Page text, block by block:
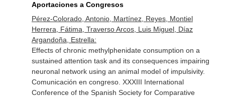
Aportaciones a Congresos
Pérez-Colorado, Antonio, Martínez, Reyes, Montiel
Herrera, Fátima, Traverso Arcos, Luis Miguel, Díaz
Argandoña, Estrella:
Effects of chronic methylphenidate consumption on a
sustained attention task and its consequences impairing
neuronal network using an animal model of impulsivity.
Comunicación en congreso. XXXIII International
Conference of the Spanish Society for Comparative